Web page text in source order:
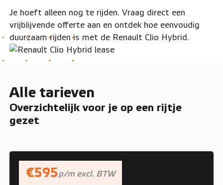
Je hoeft alleen nog te rijden. Vraag direct een
vrijblijvende offerte aan en ontdek hoe eenvoudig
duurzaam rijden is met de Renault Clio Hybrid.
Alle tarieven
Overzichtelijk voor je op een rijtje
gezet
€595p/m excl. BTW